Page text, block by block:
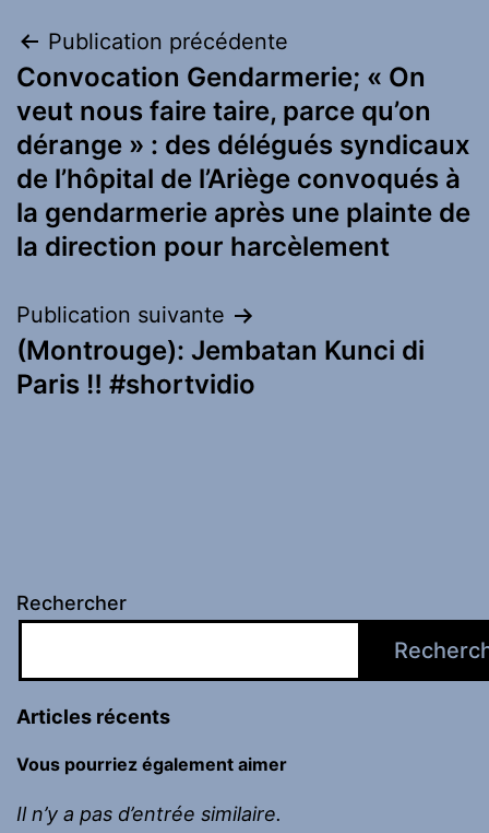
Navigation
de
l’article
Publication précédente
Convocation Gendarmerie; « On
veut nous faire taire, parce qu’on
dérange » : des délégués syndicaux
de l’hôpital de l’Ariège convoqués à
la gendarmerie après une plainte de
la direction pour harcèlement
Publication suivante
(Montrouge): Jembatan Kunci di
Paris ‼️ #shortvidio
Rechercher
Articles récents
Vous pourriez également aimer
Il n’y a pas d’entrée similaire.